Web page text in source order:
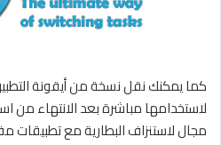
كما يمكنك نقل نسخة من أيقونة
لاستخدامها مباشرة بعد الانتهاء من
مجال لاستنزاف البطارية مع